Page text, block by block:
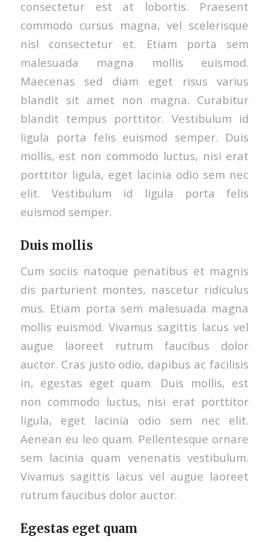
consectetur est at lobortis. Praesent
commodo cursus magna, vel scelerisque
nisl consectetur et. Etiam porta sem
malesuada magna mollis euismod.
Maecenas sed diam eget risus varius
blandit sit amet non magna. Curabitur
blandit tempus porttitor. Vestibulum id
ligula porta felis euismod semper. Duis
mollis, est non commodo luctus, nisi erat
porttitor ligula, eget lacinia odio sem nec
elit. Vestibulum id ligula porta felis
euismod semper.
Duis mollis
Cum sociis natoque penatibus et magnis
dis parturient montes, nascetur ridiculus
mus. Etiam porta sem malesuada magna
mollis euismod. Vivamus sagittis lacus vel
augue laoreet rutrum faucibus dolor
auctor. Cras justo odio, dapibus ac facilisis
in, egestas eget quam. Duis mollis, est
non commodo luctus, nisi erat porttitor
ligula, eget lacinia odio sem nec elit.
Aenean eu leo quam. Pellentesque ornare
sem lacinia quam venenatis vestibulum.
Vivamus sagittis lacus vel augue laoreet
rutrum faucibus dolor auctor.
Egestas eget quam